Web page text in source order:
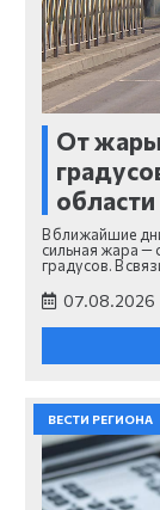
От жары
В ближайшие
сильная жара —
градусов. В
07.08.2026
ВЕСТИ РЕГИОНА